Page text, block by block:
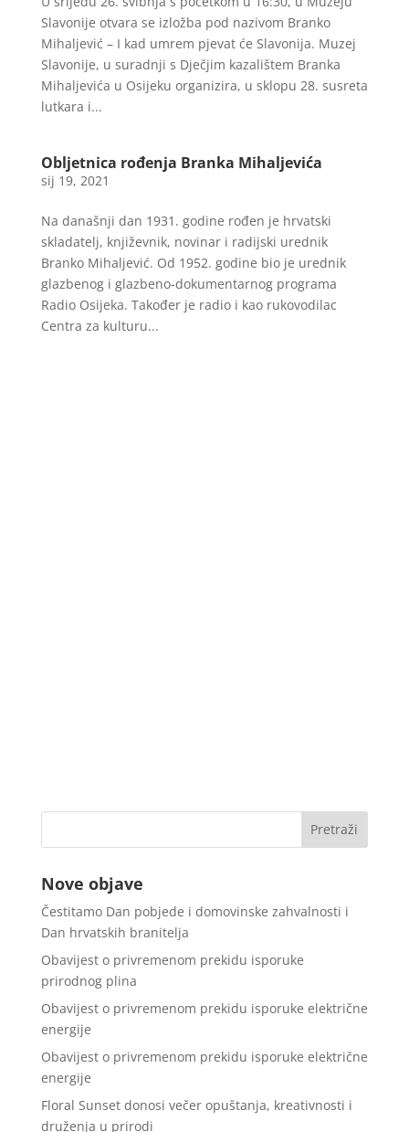
Slavonije otvara se izložba pod nazivom Branko
Mihaljević – I kad umrem pjevat će Slavonija. Muzej
Slavonije, u suradnji s Dječjim kazalištem Branka
Mihaljevića u Osijeku organizira, u sklopu 28. susreta
lutkara i...
Obljetnica rođenja Branka Mihaljevića
sij 19, 2021
Na današnji dan 1931. godine rođen je hrvatski
skladatelj, književnik, novinar i radijski urednik
Branko Mihaljević. Od 1952. godine bio je urednik
glazbenog i glazbeno-dokumentarnog programa
Radio Osijeka. Također je radio i kao rukovodilac
Centra za kulturu...
Nove objave
Čestitamo Dan pobjede i domovinske zahvalnosti i
Dan hrvatskih branitelja
Obavijest o privremenom prekidu isporuke
prirodnog plina
Obavijest o privremenom prekidu isporuke električne
energije
Obavijest o privremenom prekidu isporuke električne
energije
Floral Sunset donosi večer opuštanja, kreativnosti i
druženja u prirodi